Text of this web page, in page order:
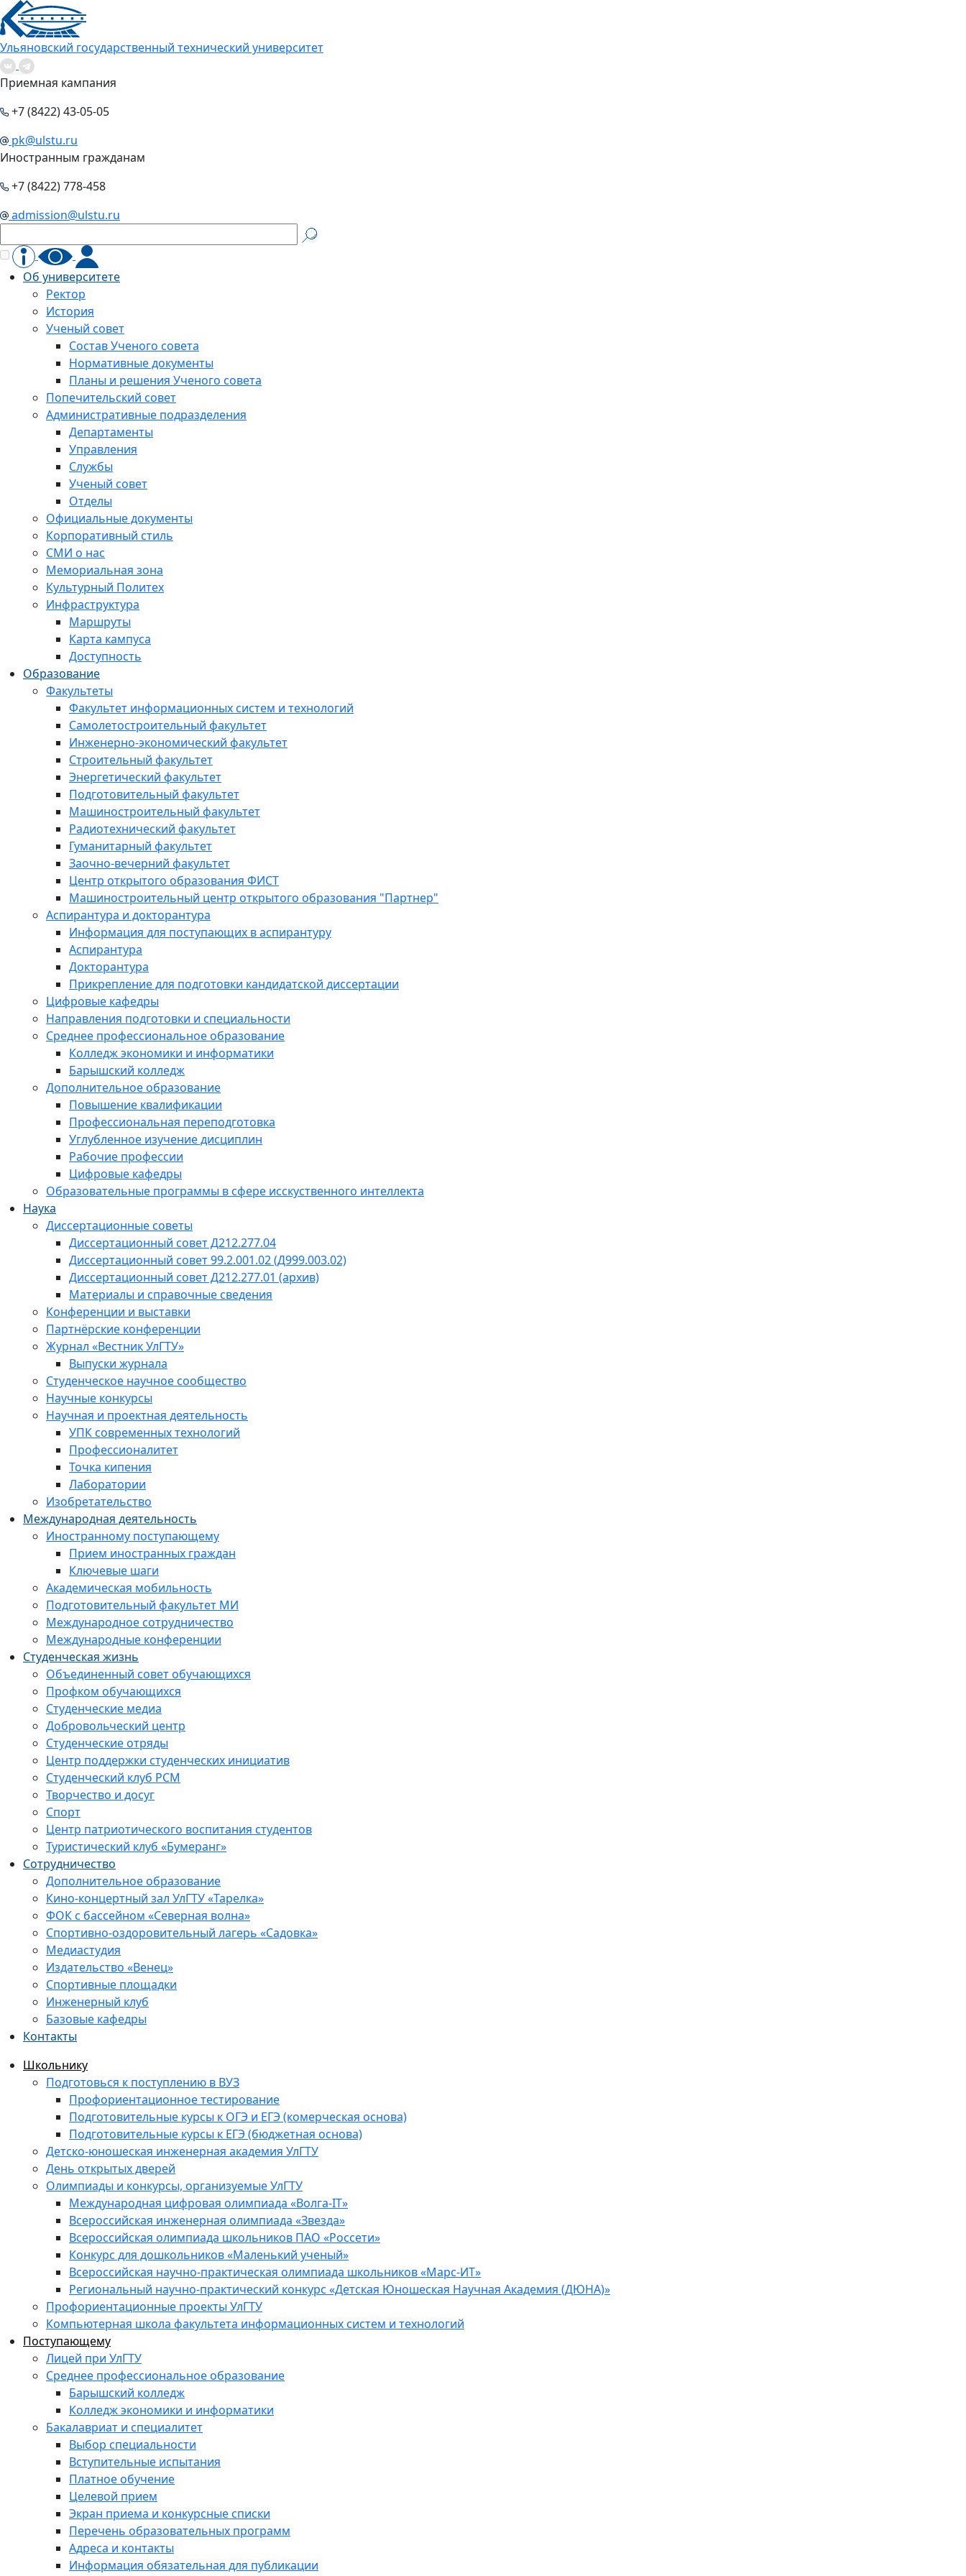
Ульяновский государственный технический университет
Приемная кампания
+7 (8422) 43-05-05
pk@ulstu.ru
Иностранным гражданам
+7 (8422) 778-458
admission@ulstu.ru
Об университете
Ректор
История
Ученый совет
Состав Ученого совета
Нормативные документы
Планы и решения Ученого совета
Попечительский совет
Административные подразделения
Департаменты
Управления
Службы
Ученый совет
Отделы
Официальные документы
Корпоративный стиль
СМИ о нас
Мемориальная зона
Культурный Политех
Инфраструктура
Маршруты
Карта кампуса
Доступность
Образование
Факультеты
Факультет информационных систем и технологий
Самолетостроительный факультет
Инженерно-экономический факультет
Строительный факультет
Энергетический факультет
Подготовительный факультет
Машиностроительный факультет
Радиотехнический факультет
Гуманитарный факультет
Заочно-вечерний факультет
Центр открытого образования ФИСТ
Машиностроительный центр открытого образования "Партнер"
Аспирантура и докторантура
Информация для поступающих в аспирантуру
Аспирантура
Докторантура
Прикрепление для подготовки кандидатской диссертации
Цифровые кафедры
Направления подготовки и специальности
Среднее профессиональное образование
Колледж экономики и информатики
Барышский колледж
Дополнительное образование
Повышение квалификации
Профессиональная переподготовка
Углубленное изучение дисциплин
Рабочие профессии
Цифровые кафедры
Образовательные программы в сфере исскуственного интеллекта
Наука
Диссертационные советы
Диссертационный совет Д212.277.04
Диссертационный совет 99.2.001.02 (Д999.003.02)
Диссертационный совет Д212.277.01 (архив)
Материалы и справочные сведения
Конференции и выставки
Партнёрские конференции
Журнал «Вестник УлГТУ»
Выпуски журнала
Студенческое научное сообщество
Научные конкурсы
Научная и проектная деятельность
УПК современных технологий
Профессионалитет
Точка кипения
Лаборатории
Изобретательство
Международная деятельность
Иностранному поступающему
Прием иностранных граждан
Ключевые шаги
Академическая мобильность
Подготовительный факультет МИ
Международное сотрудничество
Международные конференции
Студенческая жизнь
Объединенный совет обучающихся
Профком обучающихся
Студенческие медиа
Добровольческий центр
Студенческие отряды
Центр поддержки студенческих инициатив
Студенческий клуб РСМ
Творчество и досуг
Спорт
Центр патриотического воспитания студентов
Туристический клуб «Бумеранг»
Сотрудничество
Дополнительное образование
Кино-концертный зал УлГТУ «Тарелка»
ФОК с бассейном «Северная волна»
Спортивно-оздоровительный лагерь «Садовка»
Медиастудия
Издательство «Венец»
Спортивные площадки
Инженерный клуб
Базовые кафедры
Контакты
Школьнику
Подготовься к поступлению в ВУЗ
Профориентационное тестирование
Подготовительные курсы к ОГЭ и ЕГЭ (комерческая основа)
Подготовительные курсы к ЕГЭ (бюджетная основа)
Детско-юношеская инженерная академия УлГТУ
День открытых дверей
Олимпиады и конкурсы, организуемые УлГТУ
Международная цифровая олимпиада «Волга-IT»
Всероссийская инженерная олимпиада «Звезда»
Всероссийская олимпиада школьников ПАО «Россети»
Конкурс для дошкольников «Маленький ученый»
Всероссийская научно-практическая олимпиада школьников «Марс-ИТ»
Региональный научно-практический конкурс «Детская Юношеская Научная Академия (ДЮНА)»
Профориентационные проекты УлГТУ
Компьютерная школа факультета информационных систем и технологий
Поступающему
Лицей при УлГТУ
Среднее профессиональное образование
Барышский колледж
Колледж экономики и информатики
Бакалавриат и специалитет
Выбор специальности
Вступительные испытания
Платное обучение
Целевой прием
Экран приема и конкурсные списки
Перечень образовательных программ
Адреса и контакты
Информация обязательная для публикации